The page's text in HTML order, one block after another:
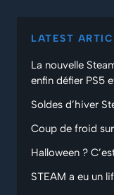
LATEST
La nouvelle
enfin défier PS5
Soldes d’hiver
Coup de froid
Halloween ?
STEAM a eu un